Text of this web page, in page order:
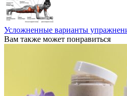
Усложненные варианты
Вам также может понравиться